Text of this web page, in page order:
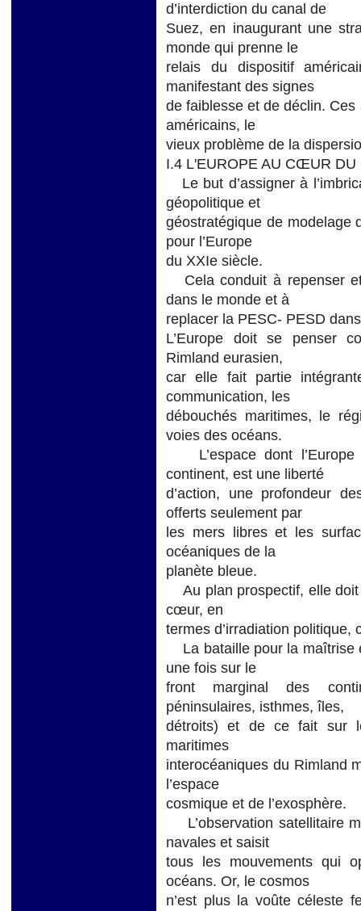
d’interdiction du canal de
Suez, en inaugurant une
monde qui prenne le
relais du dispositif
manifestant des signes
de faiblesse et de déclin.
américains, le
vieux problème de la
I.4 L'EUROPE AU CŒUR DU
Le but d’assigner à
géopolitique et
géostratégique de modelage
pour l’Europe
du XXIe siècle.
Cela conduit à repenser
dans le monde et à
replacer la PESC- PESD
L’Europe doit se penser
Rimland eurasien,
car elle fait partie
communication, les
débouchés maritimes, le
voies des océans.
L’espace dont
continent, est une liberté
d’action, une profondeur
offerts seulement par
les mers libres et les
océaniques de la
planète bleue.
Au plan prospectif, elle doit
cœur, en
termes d’irradiation
La bataille pour la maîtrise
une fois sur le
front marginal des
péninsulaires, isthmes, îles,
détroits) et de ce fait sur
maritimes
interocéaniques du Rimland
l’espace
cosmique et de l’exosphère.
L’observation satellitaire
navales et saisit
tous les mouvements qui
océans. Or, le cosmos
n’est plus la voûte céleste